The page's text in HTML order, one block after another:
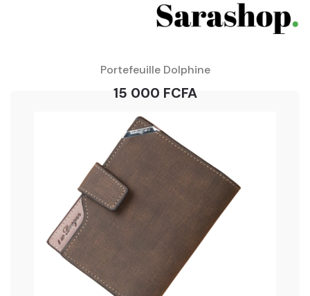
Portefeuille Dolphine
15 000 FCFA